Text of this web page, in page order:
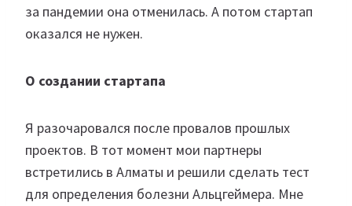
за пандемии она отменилась. А потом стартап
оказался не нужен.
О создании стартапа
Я разочаровался после провалов прошлых
проектов. В тот момент мои партнеры
встретились в Алматы и решили сделать тест
для определения болезни Альцгеймера. Мне